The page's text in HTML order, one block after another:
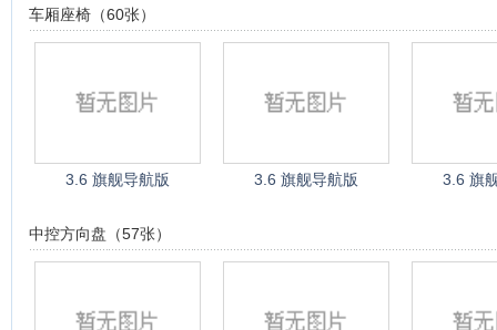
车厢座椅（60张）
3.6 旗舰导航版 3.6 旗舰导航版 3.6 旗
中控方向盘（57张）